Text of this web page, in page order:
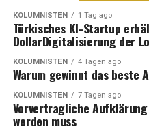
KOLUMNISTEN 1 Tag ago
Türkisches KI-Startup
DollarDigitalisierung der
KOLUMNISTEN 4 Tagen ago
Warum gewinnt das beste
KOLUMNISTEN 7 Tagen ago
Vorvertragliche
werden muss